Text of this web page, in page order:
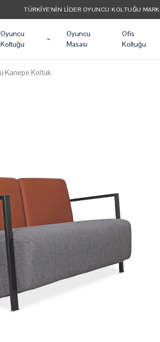
TÜM ÜRÜNLER ÜCRETSIZ KARGO
Oyuncu
Koltuğu
Oyuncu
Masası
Ofis
Koltuğu
Kanepe Koltuk